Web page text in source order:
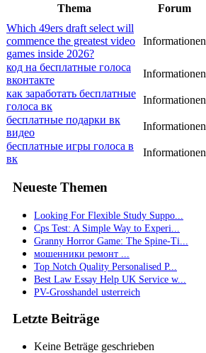
Thema Forum
Which 49ers draft select will
commence the greatest video
games inside 2026?
Informationen
код на бесплатные голоса
вконтакте
Informationen
как заработать бесплатные
голоса вк
Informationen
бесплатные подарки вк
видео
Informationen
бесплатные игры голоса в
вк
Informationen
Neueste Themen
Looking For Flexible Study Suppo...
Cps Test: A Simple Way to Experi...
Granny Horror Game: The Spine-Ti...
мошенники ремонт ...
Top Notch Quality Personalised P...
Best Law Essay Help UK Service w...
PV-Grosshandel usterreich
Letzte Beiträge
Keine Beträge geschrieben